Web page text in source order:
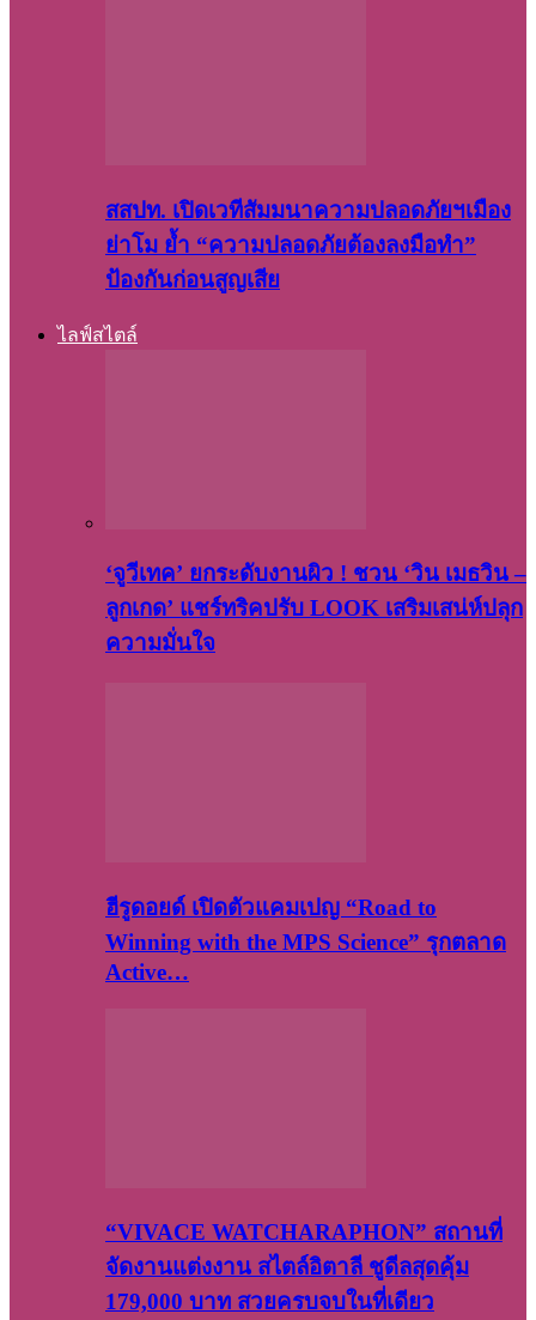
สสปท. เปิดเวทีสัมมนาความปลอดภัยฯเมือง
ย่าโม ย้ำ “ความปลอดภัยต้องลงมือทำ”
ป้องกันก่อนสูญเสีย
ไลฟ์สไตล์
‘จูวีเทค’ ยกระดับงานผิว ! ชวน ‘วิน เมธวิน –
ลูกเกด’ แชร์ทริคปรับ LOOK เสริมเสน่ห์ปลุก
ความมั่นใจ
ฮีรูดอยด์ เปิดตัวแคมเปญ “Road to
Winning with the MPS Science” รุกตลาด
Active…
“VIVACE WATCHARAPHON” สถานที่
จัดงานแต่งงาน สไตล์อิตาลี ชูดีลสุดคุ้ม
179,000 บาท สวยครบจบในที่เดียว